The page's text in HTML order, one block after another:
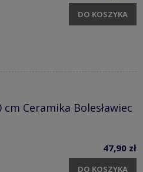
DO KOSZYKA
Ceramika Bolesławiec
47,90 zł
DO KOSZYKA